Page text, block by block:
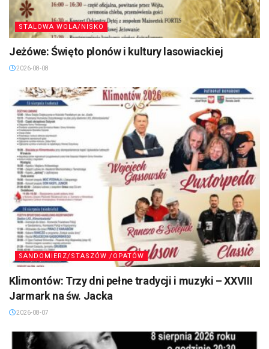
STALOWA WOLA/NISKO
Jeżówe: Święto plonów i kultury lasowiackiej
2026-08-08
SANDOMIERZ/STASZÓW /OPATÓW
Klimontów: Trzy dni pełne tradycji i muzyki – XXVIII
Jarmark na św. Jacka
2026-08-07